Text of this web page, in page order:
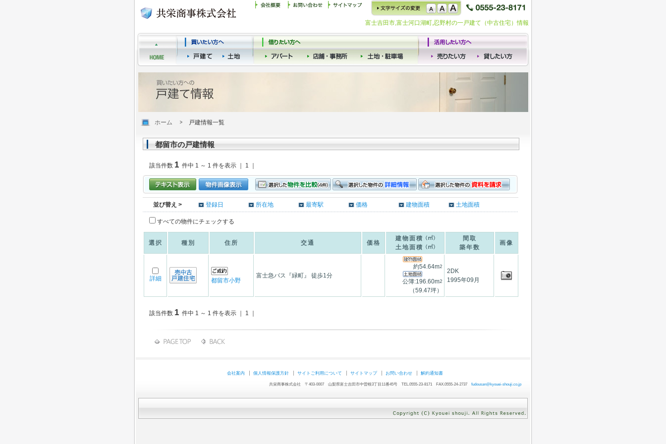
富士吉田市,富士河口湖町,忍野村の一戸建て（中古住宅）情報
ホーム 戸建情報一覧
都留市の戸建情報
該当件数 1 件中 1 ～ 1 件を表示 ｜ 1 ｜
並び替え > 登録日 所在地 最寄駅 価格 建物面積 土地面積
すべての物件にチェックする
選択 種別 住所 交通 価格
建物面積
土地面積
間取
築年数
画像
詳細 都留市小野
富士急バス『緑町』 徒歩1分
約54.64m2
公簿:196.60m2
（59.47坪）
2DK
1995年09月
該当件数 1 件中 1 ～ 1 件を表示 ｜ 1 ｜
会社案内 個人情報保護方針 サイトご利用について サイトマップ お問い合わせ 解約通知書
共栄商事株式会社 〒403-0007 山梨県富士吉田市中曽根3丁目11番45号 TEL.0555-23-8171 FAX.0555-24-2737 fudousan@kyouei-shouji.co.jp